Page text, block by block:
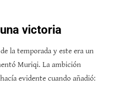
victoria
la temporada y este era un
Muriqi. La ambición
evidente cuando añadió: